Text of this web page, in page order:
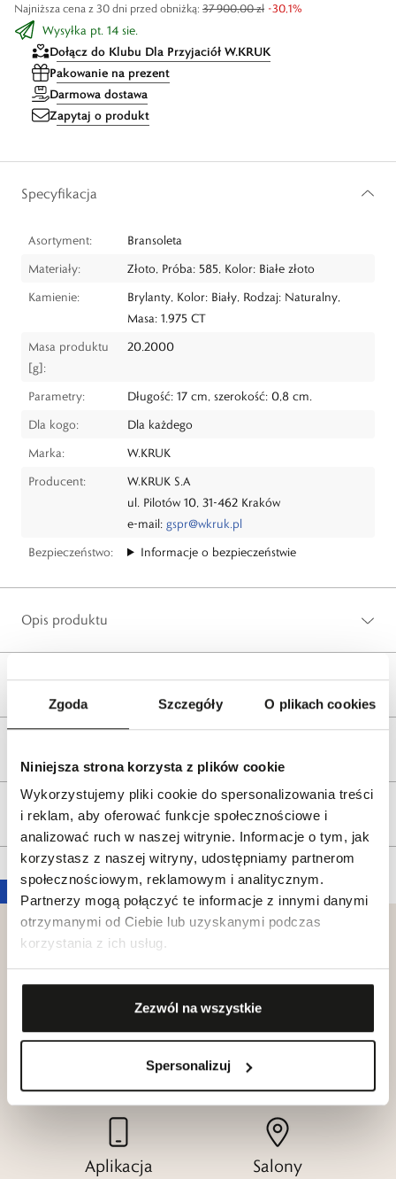
Zgoda Szczegóły O plikach cookies
Niniejsza strona korzysta z plików cookie
Wykorzystujemy pliki cookie do spersonalizowania treści
i reklam, aby oferować funkcje społecznościowe i
analizować ruch w naszej witrynie. Informacje o tym, jak
korzystasz z naszej witryny, udostępniamy partnerom
społecznościowym, reklamowym i analitycznym.
Partnerzy mogą połączyć te informacje z innymi danymi
otrzymanymi od Ciebie lub uzyskanymi podczas
korzystania z ich usług.
Zezwól na wszystkie
Spersonalizuj
Najniższa cena z 30 dni przed obniżką: 37 900,00 zł -30,1%
Wysyłka pt. 14 sie.
Dołącz do Klubu Dla Przyjaciół W.KRUK
Pakowanie na prezent
Darmowa dostawa
Zapytaj o produkt
Specyfikacja
Asortyment:
Bransoleta
Materiały:
Złoto, Próba: 585, Kolor: Białe złoto
Kamienie:
Brylanty, Kolor: Biały, Rodzaj: Naturalny,
Masa: 1.975 CT
Masa produktu
[g]:
20.2000
Parametry:
Długość: 17 cm, szerokość: 0,8 cm.
Dla kogo:
Dla każdego
Marka:
W.KRUK
Producent:
W.KRUK S.A
ul. Pilotów 10, 31-462 Kraków
e-mail: gspr@wkruk.pl
Bezpieczeństwo:
Informacje o bezpieczeństwie
Opis produktu
Wysyłka
Tagi
Klub dla
Przyjaciół
Katalogi
W.KRUK
Aplikacja
Salony